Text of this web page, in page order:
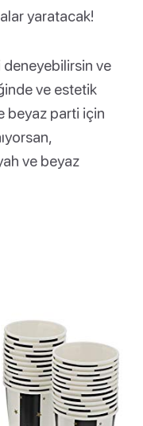
yaratacak!
deneyebilirsin ve
ve estetik
beyaz parti için
ve beyaz